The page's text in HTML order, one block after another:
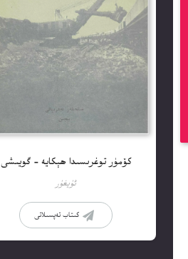
كۆمۈر توغرىسىدا ھېكايە – گويىشى
ئۇيغۇر
كىتاب تەپسىلاتى